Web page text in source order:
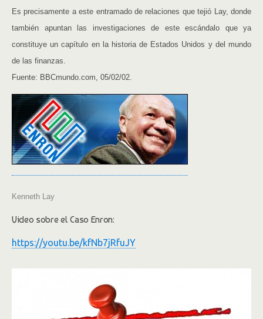
Es precisamente a este entramado de relaciones que tejió Lay, donde
también apuntan las investigaciones de este escándalo que ya
constituye un capítulo en la historia de Estados Unidos y del mundo
de las finanzas.
Fuente: BBCmundo.com, 05/02/02.
Kenneth Lay
Video sobre el Caso Enron:
https://youtu.be/kfNb7jRfuJY